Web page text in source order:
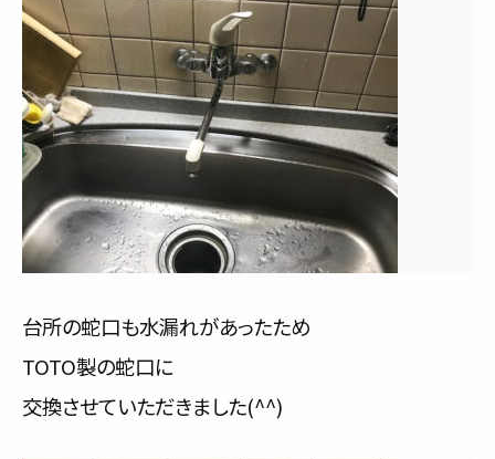
台所の蛇口も水漏れがあったため
TOTO製の蛇口に
交換させていただきました(^^)